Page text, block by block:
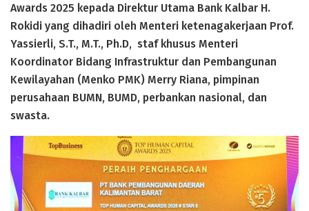
Awards 2025 kepada Direktur Utama Bank Kalbar H.
Rokidi yang dihadiri oleh Menteri ketenagakerjaan Prof.
Yassierli, S.T., M.T., Ph.D, staf khusus Menteri
Koordinator Bidang Infrastruktur dan Pembangunan
Kewilayahan (Menko PMK) Merry Riana, pimpinan
perusahaan BUMN, BUMD, perbankan nasional, dan
swasta.